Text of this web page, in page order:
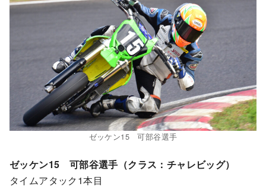
ゼッケン15 可部谷選手
ゼッケン15 可部谷選手（クラス：チャレビッグ）
タイムアタック1本目